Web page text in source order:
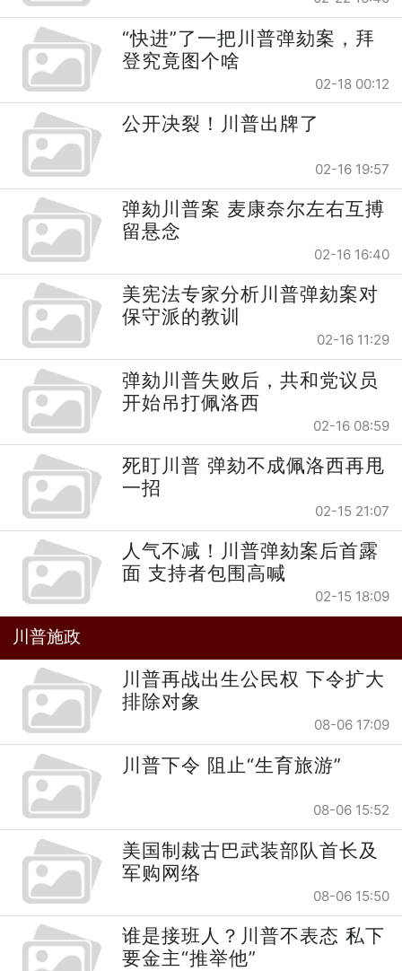
“快进”了一把川普弹劾案，拜
登究竟图个啥
02-18 00:12
公开决裂！川普出牌了
02-16 19:57
弹劾川普案 麦康奈尔左右互搏
留悬念
02-16 16:40
美宪法专家分析川普弹劾案对
保守派的教训
02-16 11:29
弹劾川普失败后，共和党议员
开始吊打佩洛西
02-16 08:59
死盯川普 弹劾不成佩洛西再甩
一招
02-15 21:07
人气不减！川普弹劾案后首露
面 支持者包围高喊
02-15 18:09
川普施政
川普再战出生公民权 下令扩大
排除对象
08-06 17:09
川普下令 阻止“生育旅游”
08-06 15:52
美国制裁古巴武装部队首长及
军购网络
08-06 15:50
谁是接班人？川普不表态 私下
要金主“推举他”